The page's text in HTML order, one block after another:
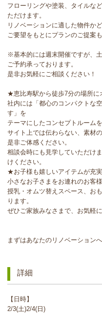
フローリングや塗装、タイルな
ただけます。
リノベーションに適した物件か
ご要望をもとにプランのご提案
※基本的には週末開催ですが、
ご予約承っております。
是非お気軽にご相談ください！
★恵比寿駅から徒歩7分の場所に
社内には「都心のコンパクトな
す」を
テーマにしたコンセプトルームを
サイト上では伝わらない、素材
是非ご体感ください。
相談会時にも見学していただけ
けください。
★お子様も嬉しいアイテムが充実
小さなお子さまをお連れのお客
授乳・オムツ替えスペース、お
ります。
ぜひご家族みなさまで、お気軽
まずはあなたのリノベーション
詳細
【日時】
2/3(土)2/4(日)